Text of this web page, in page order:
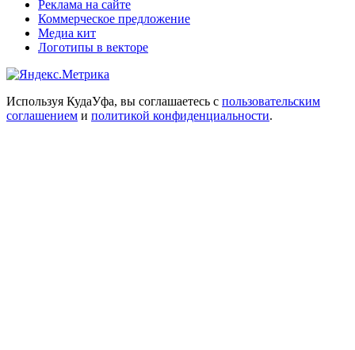
Реклама на сайте
Коммерческое предложение
Медиа кит
Логотипы в векторе
Используя КудаУфа, вы соглашаетесь с пользовательским
соглашением и политикой конфиденциальности.